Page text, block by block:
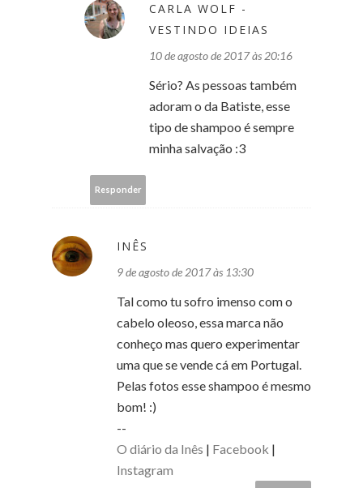
CARLA WOLF -
VESTINDO IDEIAS
10 de agosto de 2017 às 20:16
Sério? As pessoas também
adoram o da Batiste, esse
tipo de shampoo é sempre
minha salvação :3
Responder
INÊS
9 de agosto de 2017 às 13:30
Tal como tu sofro imenso com o
cabelo oleoso, essa marca não
conheço mas quero experimentar
uma que se vende cá em Portugal.
Pelas fotos esse shampoo é mesmo
bom! :)
--
O diário da Inês | Facebook |
Instagram